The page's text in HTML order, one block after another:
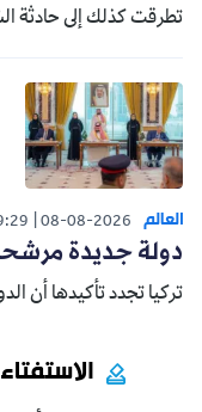
تطرقت كذلك إلى حادثة
العالم 08-08-2026
دولة جديدة
تركيا تجدد تأكيدها أن